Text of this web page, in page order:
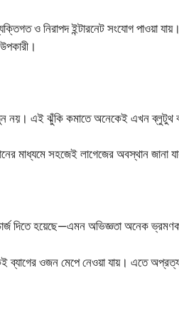
ও নিরাপদ ইন্টারনেট সংযোগ পাওয়া
নয়। এই ঝুঁকি কমাতে অনেকেই এখন ব্লুটুথ
মাধ্যমে সহজেই লাগেজের অবস্থান
দিতে হয়েছে—এমন অভিজ্ঞতা অনেক
ব্যাগের ওজন মেপে নেওয়া যায়। এতে